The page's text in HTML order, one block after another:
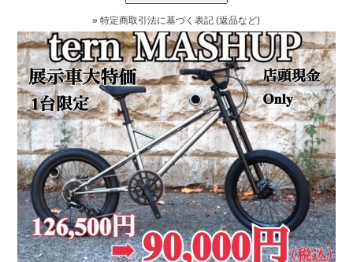
» 特定商取引法に基づく表記 (返品など)